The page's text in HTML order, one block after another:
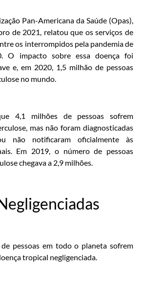
Pan-Americana da Saúde (Opas),
de 2021, relatou que os serviços de
os interrompidos pela pandemia de
O impacto sobre essa doença foi
e, em 2020, 1,5 milhão de pessoas
no mundo.
4,1 milhões de pessoas sofrem
mas não foram diagnosticadas
não notificaram oficialmente às
Em 2019, o número de pessoas
chegava a 2,9 milhões.
pessoas em todo o planeta sofrem
tropical negligenciada.